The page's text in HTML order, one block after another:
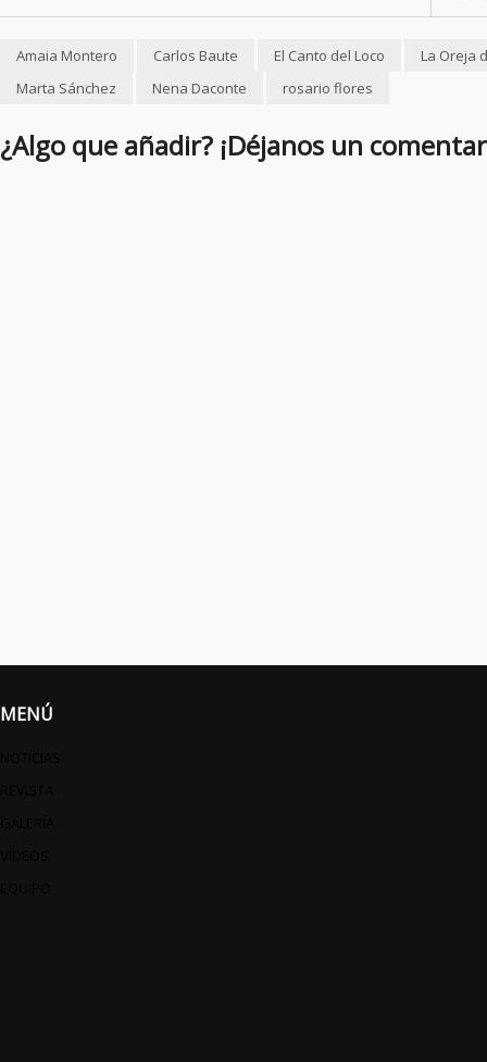
Amaia Montero Carlos Baute El Canto del Loco
La Oreja
Marta Sánchez
Nena Daconte rosario flores
¿Algo que añadir? ¡Déjanos un
MENÚ